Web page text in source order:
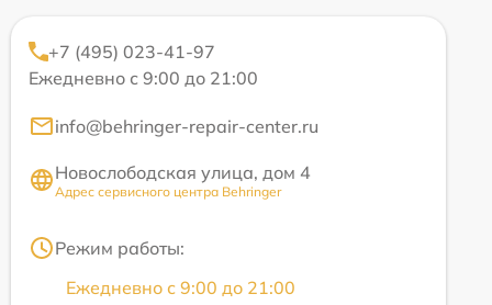
+7 (495) 023-41-97
Ежедневно с 9:00 до 21:00
info@behringer-repair-center.ru
Новослободская улица, дом 4
Адрес сервисного центра Behringer
Режим работы:
Ежедневно с 9:00 до 21:00